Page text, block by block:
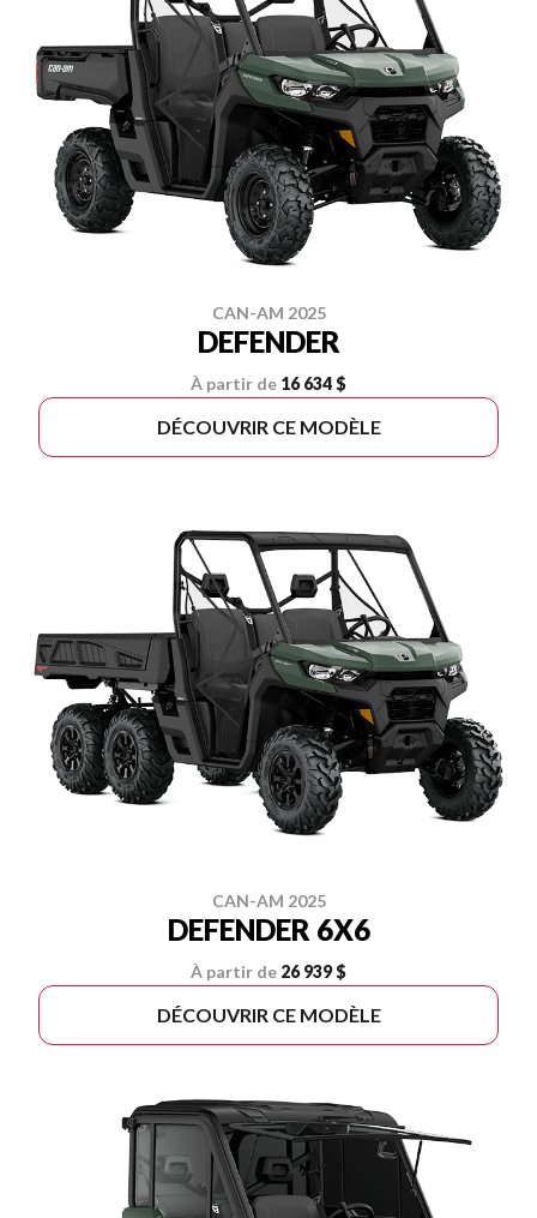
CAN-AM 2025
DEFENDER
À partir de 16 634 $
DÉCOUVRIR CE MODÈLE
CAN-AM 2025
DEFENDER 6X6
À partir de 26 939 $
DÉCOUVRIR CE MODÈLE